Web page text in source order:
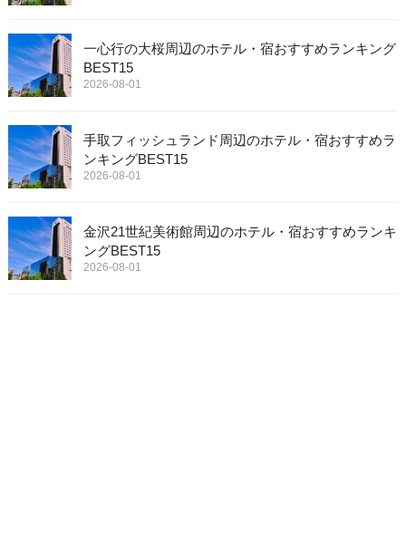
一心行の大桜周辺のホテル・宿おすすめランキング
BEST15
2026-08-01
手取フィッシュランド周辺のホテル・宿おすすめラ
ンキングBEST15
2026-08-01
金沢21世紀美術館周辺のホテル・宿おすすめランキ
ングBEST15
2026-08-01